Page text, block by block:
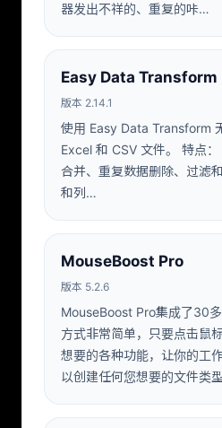
器发出不祥的、重复的咔…
Easy Data Transform
版本 2.14.1
使用 Easy Data Transform
Excel 和 CSV 文件。 特点：
合并、重复数据删除、过滤
和列…
MouseBoost Pro
版本 5.2.6
MouseBoost Pro集成了30
方式非常简单，只要点击鼠
想要的各种功能，让你的工
以创建任何您想要的文件类